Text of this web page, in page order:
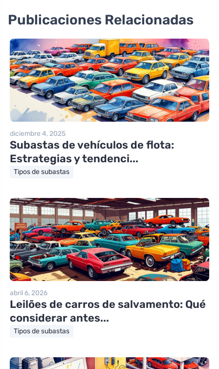
Publicaciones Relacionadas
diciembre 4, 2025
Subastas de vehículos de flota:
Estrategias y tendenci...
Tipos de subastas
abril 6, 2026
Leilões de carros de salvamento: Qué
considerar antes...
Tipos de subastas